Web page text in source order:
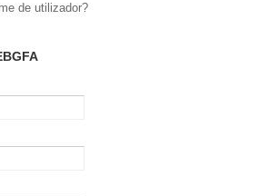
de utilizador?